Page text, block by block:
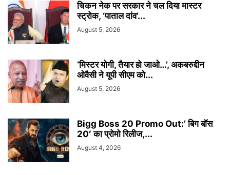
चिकन नेक पर सरकार ने चल दिया मास्टर
स्ट्रोक, ‘पाताल दांव’...
August 5, 2026
‘मिस्टर योगी, तैयार हो जाओ…’, अकबरुद्दीन
ओवैसी ने यूपी सीएम को...
August 5, 2026
Bigg Boss 20 Promo Out:’ बिग बॉस
20′ का प्रोमो रिलीज,...
August 4, 2026